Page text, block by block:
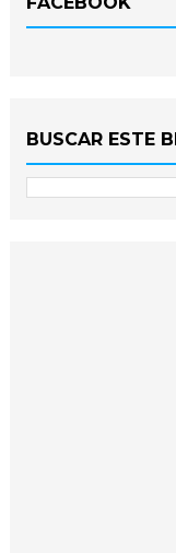
BUSCAR ESTE